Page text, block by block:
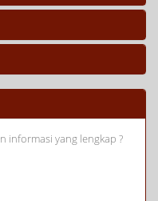
informasi yang lengkap ?